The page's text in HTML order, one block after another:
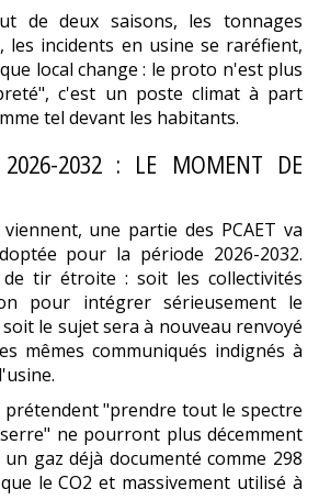
de deux saisons, les tonnages
les incidents en usine se raréfient,
local change : le proto n'est plus
c'est un poste climat à part
tel devant les habitants.
2026-2032 : LE MOMENT DE
une partie des PCAET va
pour la période 2026-2032.
tir étroite : soit les collectivités
pour intégrer sérieusement le
le sujet sera à nouveau renvoyé
mêmes communiqués indignés à
prétendent "prendre tout le spectre
ne pourront plus décemment
gaz déjà documenté comme 298
le CO2 et massivement utilisé à